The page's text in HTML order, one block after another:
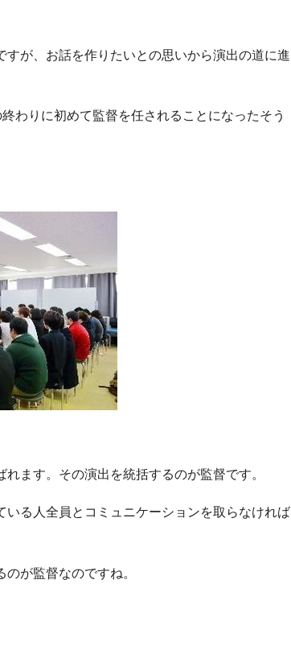
が、お話を作りたいとの思いから演出の道に進
わりに初めて監督を任されることになったそう
ます。その演出を統括するのが監督です。
る人全員とコミュニケーションを取らなければ
が監督なのですね。